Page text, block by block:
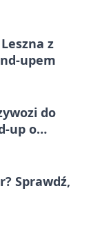
z
upem
do
up o
Sprawdź,